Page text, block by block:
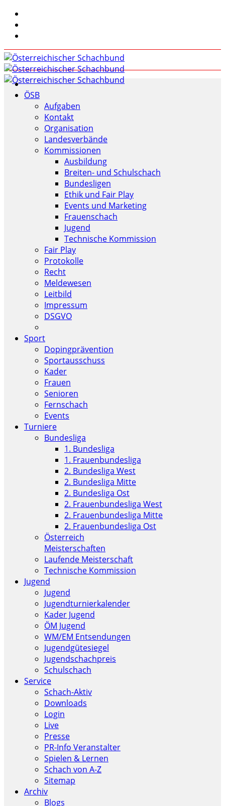
ÖSB
Aufgaben
Kontakt
Organisation
Landesverbände
Kommissionen
Ausbildung
Breiten- und Schulschach
Bundesligen
Ethik und Fair Play
Events und Marketing
Frauenschach
Jugend
Technische Kommission
Fair Play
Protokolle
Recht
Meldewesen
Leitbild
Impressum
DSGVO
Sport
Dopingprävention
Sportausschuss
Kader
Frauen
Senioren
Fernschach
Events
Turniere
Bundesliga
1. Bundesliga
1. Frauenbundesliga
2. Bundesliga West
2. Bundesliga Mitte
2. Bundesliga Ost
2. Frauenbundesliga West
2. Frauenbundesliga Mitte
2. Frauenbundesliga Ost
Österreich
Meisterschaften
Laufende Meisterschaft
Technische Kommission
Jugend
Jugend
Jugendturnierkalender
Kader Jugend
ÖM Jugend
WM/EM Entsendungen
Jugendgütesiegel
Jugendschachpreis
Schulschach
Service
Schach-Aktiv
Downloads
Login
Live
Presse
PR-Info Veranstalter
Spielen & Lernen
Schach von A-Z
Sitemap
Archiv
Blogs